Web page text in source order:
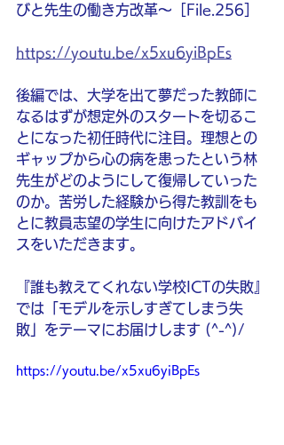
びと先生の働き方改革〜［File.256］
https://youtu.be/x5xu6yiBpEs
後編では、大学を出て夢だった教師に
なるはずが想定外のスタートを切るこ
とになった初任時代に注目。理想との
ギャップから心の病を患ったという林
先生がどのようにして復帰していった
のか。苦労した経験から得た教訓をも
とに教員志望の学生に向けたアドバイ
スをいただきます。
『誰も教えてくれない学校ICTの失敗』
では「モデルを示しすぎてしまう失
敗」をテーマにお届けします (^-^)/
https://youtu.be/x5xu6yiBpEs